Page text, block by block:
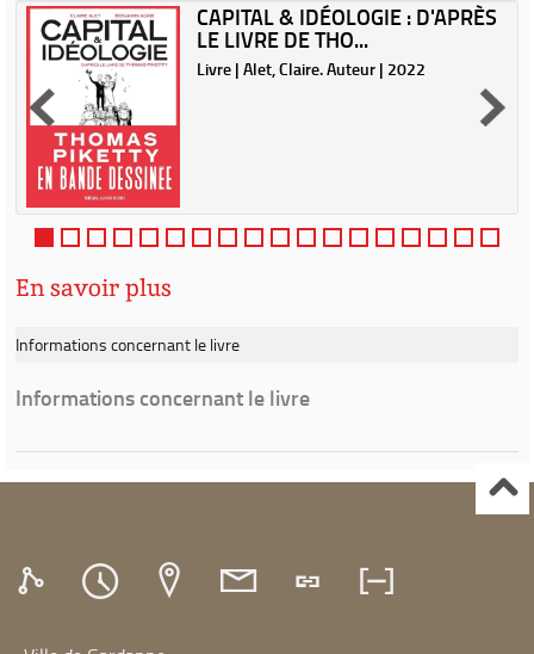
CAPITAL & IDÉOLOGIE : D'APRÈS
LE LIVRE DE THO...
Livre | Alet, Claire. Auteur | 2022
En savoir plus
Informations concernant le livre
Informations concernant le livre